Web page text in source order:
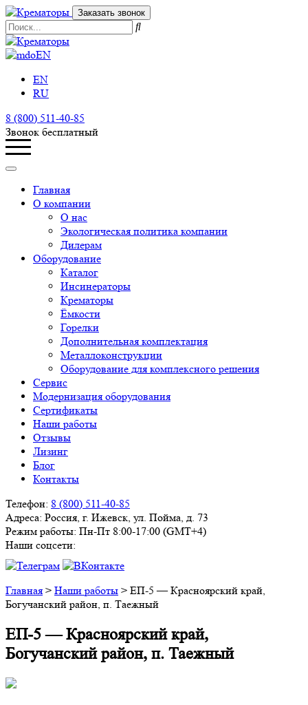
Заказать звонок
EN
EN
RU
8 (800) 511-40-85
Звонок бесплатный
Главная
О компании
О нас
Экологическая политика компании
Дилерам
Оборудование
Каталог
Инсинераторы
Крематоры
Ёмкости
Горелки
Дополнительная комплектация
Металлоконструкции
Оборудование для комплексного решения
Сервис
Модернизация оборудования
Сертификаты
Наши работы
Отзывы
Лизинг
Блог
Контакты
Телефон: 8 (800) 511-40-85
Адреса: Россия, г. Ижевск, ул. Пойма, д. 73
Режим работы: Пн-Пт 8:00-17:00 (GMT+4)
Наши соцсети:
Главная > Наши работы > ЕП-5 — Красноярский край,
Богучанский район, п. Таежный
ЕП-5 — Красноярский край,
Богучанский район, п. Таежный